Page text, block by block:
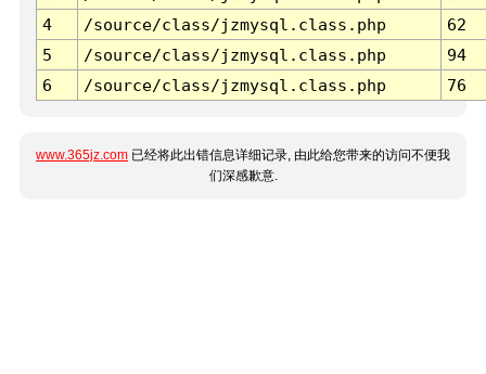
4
/source/class/jzmysql.class.php
62
5
/source/class/jzmysql.class.php
94
6
/source/class/jzmysql.class.php 76
www.365jz.com 已经将此出错信息详细记录, 由此给您带来的访问不便我
们深感歉意.